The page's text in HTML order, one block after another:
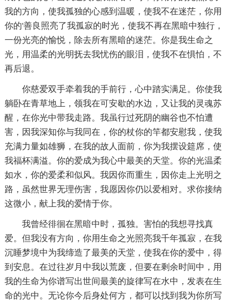
我的方向，使我孤独的心感到温暖，使我不在迷茫，你用
你的'善良照亮了我孤寂的时光，使我不再在黑暗中独行，
一份光亮的愉悦，除去所有黑暗的迷茫。你是我生命之
光，用温柔的光明抚去我忧伤的眼泪，使我不在惧怕，不
再后退。
你慈爱双手牵着我的手前行，心中踏实满足。你使我
躺卧在青草地上，领我在可安歇的水边，又让我的灵魂苏
醒，在你光中带我走路。我虽行过死阴的幽谷也不怕遭
害，因我深知你与我同在，你的杖你的竿都安慰我，使我
充满力量如雄狮，在我的故人面前，你为我摆设筵席，使
我福杯满溢。你的爱成为我心中最美的天堂。你的光温柔
如水，你的爱柔和似风。我因你而重生，因你走上光明之
路，虽然世界无理伤害，我愿因你仍以爱相对。求你接纳
这微小，献上我的爱情于你。
我曾经徘徊在黑暗中时，孤独。害怕的我想寻找真
爱。但我没有方向，你用生命之光照亮我千年孤寂，在我
沉睡梦境中为我缔造了最美的天堂，使我在你的爱中，得
到安息。在过往岁月中我以荒废，但要在剩余时间中，用
我的生命为你谱写出世间最美的旋律写在水中，发表在生
命的光中。无论你今后身处何方，都可以找到我为你所写